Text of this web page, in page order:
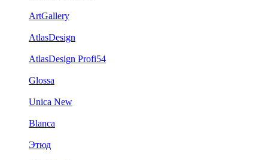
ArtGallery
AtlasDesign
AtlasDesign Profi54
Glossa
Unica New
Blanca
Этюд